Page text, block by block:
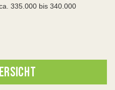
335.000 bis 340.000